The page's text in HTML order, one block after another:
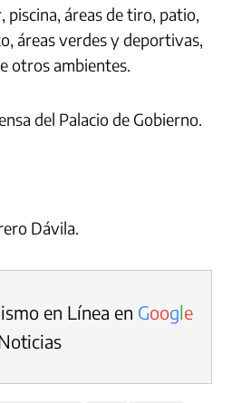
áreas de tiro, patio,
áreas verdes y deportivas,
otros ambientes.
del Palacio de Gobierno.
Dávila.
en Línea en Google